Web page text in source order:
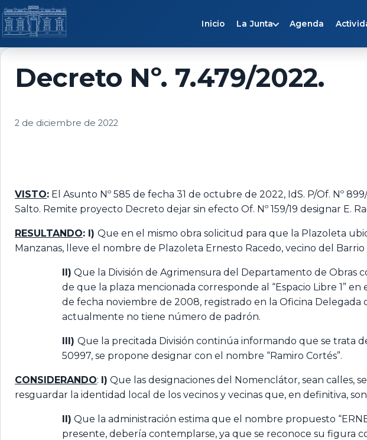
Saltar al contenido
Inicio La Junta Agenda
Decreto Nº. 7.479/2022.
2 de diciembre de 2022
VISTO: El Asunto Nº 585 de fecha 31 de octubre de 2022, IdS. P/Of. Nº
Salto. Remite proyecto Decreto dejar sin efecto Of. Nº 159/19 designar E.
RESULTANDO: I) Que en el mismo obra solicitud para que la Plazoleta
Manzanas, lleve el nombre de Plazoleta Ernesto Racedo, vecino del
II) Que la División de Agrimensura del Departamento de Obras
de que la plaza mencionada corresponde al “Espacio Libre 1”
de fecha noviembre de 2008, registrado en la Oficina Delegada
actualmente no tiene número de padrón.
III) Que la precitada División continúa informando que se trata
50997, se propone designar con el nombre “Ramiro Cortés”.
CONSIDERANDO: I) Que las designaciones del Nomenclátor, sean calles,
resguardar la identidad local de los vecinos y vecinas que, en definitiva,
II) Que la administración estima que el nombre propuesto
presente, debería contemplarse, ya que se reconoce su figura